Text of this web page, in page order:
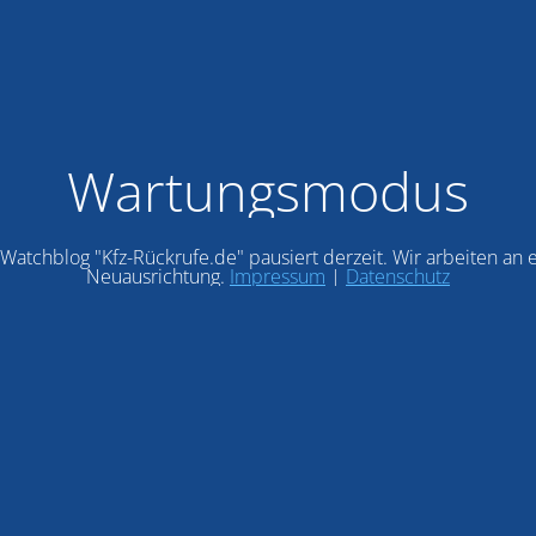
Wartungsmodus
"Kfz-Rückrufe.de" pausiert derzeit. Wir arbeiten an
Neuausrichtung. Impressum | Datenschutz